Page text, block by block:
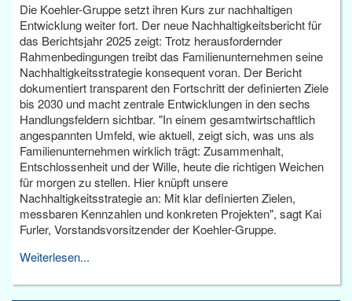
Die Koehler-Gruppe setzt ihren Kurs zur nachhaltigen
Entwicklung weiter fort. Der neue Nachhaltigkeitsbericht für
das Berichtsjahr 2025 zeigt: Trotz herausfordernder
Rahmenbedingungen treibt das Familienunternehmen seine
Nachhaltigkeitsstrategie konsequent voran. Der Bericht
dokumentiert transparent den Fortschritt der definierten Ziele
bis 2030 und macht zentrale Entwicklungen in den sechs
Handlungsfeldern sichtbar. "In einem gesamtwirtschaftlich
angespannten Umfeld, wie aktuell, zeigt sich, was uns als
Familienunternehmen wirklich trägt: Zusammenhalt,
Entschlossenheit und der Wille, heute die richtigen Weichen
für morgen zu stellen. Hier knüpft unsere
Nachhaltigkeitsstrategie an: Mit klar definierten Zielen,
messbaren Kennzahlen und konkreten Projekten", sagt Kai
Furler, Vorstandsvorsitzender der Koehler-Gruppe.
Weiterlesen...